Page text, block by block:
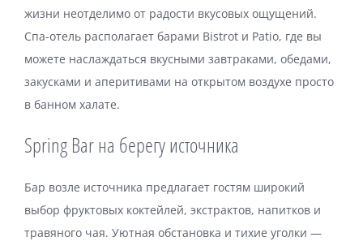
жизни неотделимо от радости вкусовых ощущений.
Спа-отель располагает барами Bistrot и Patio, где вы
можете наслаждаться вкусными завтраками, обедами,
закусками и аперитивами на открытом воздухе просто
в банном халате.
Spring Bar на берегу источника
Бар возле источника предлагает гостям широкий
выбор фруктовых коктейлей, экстрактов, напитков и
травяного чая. Уютная обстановка и тихие уголки —